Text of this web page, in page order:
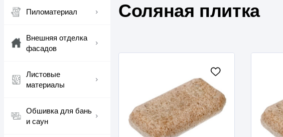
Пиломатериал
Внешняя отделка
фасадов
Листовые
материалы
Обшивка для бань
и саун
Соляная плитка